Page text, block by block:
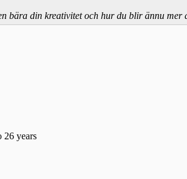
bära din kreativitet och hur du blir ännu mer
26 years